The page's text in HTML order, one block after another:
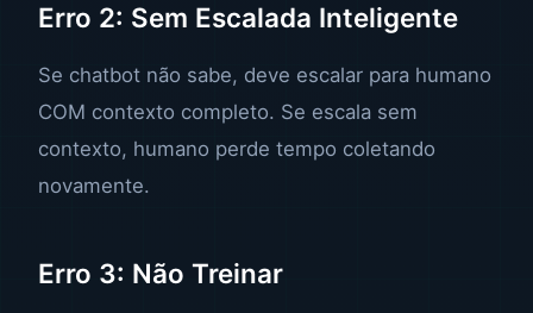
Erro 2: Sem Escalada Inteligente
Se chatbot não sabe, deve escalar para humano
COM contexto completo. Se escala sem
contexto, humano perde tempo coletando
novamente.
Erro 3: Não Treinar